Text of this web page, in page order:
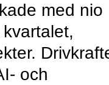
med nio
och